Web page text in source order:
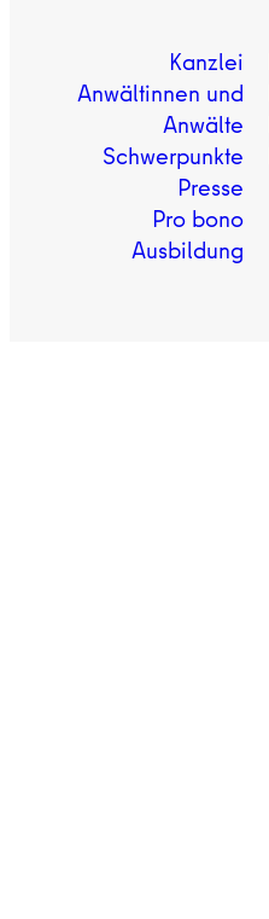
Kanzlei
Anwältinnen und
Anwälte
Schwerpunkte
Presse
Pro bono
Ausbildung